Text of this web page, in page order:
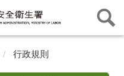
行政規則